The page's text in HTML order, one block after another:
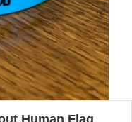
Human Flag